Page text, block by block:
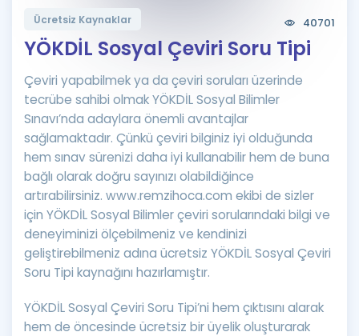
Puan Hesaplama
Rehberlik Aracı
ÖSYM Sınav Takvimi
Kampanyalar
Blog
İngilizce Gramer
Ücretsiz Kaynaklar 40701
YÖKDİL Sosyal Çeviri Soru Tipi
Çeviri yapabilmek ya da çeviri soruları üzerinde
tecrübe sahibi olmak YÖKDİL Sosyal Bilimler
Sınavı’nda adaylara önemli avantajlar
sağlamaktadır. Çünkü çeviri bilginiz iyi olduğunda
hem sınav sürenizi daha iyi kullanabilir hem de buna
bağlı olarak doğru sayınızı olabildiğince
artırabilirsiniz. www.remzihoca.com ekibi de sizler
için YÖKDİL Sosyal Bilimler çeviri sorularındaki bilgi ve
deneyiminizi ölçebilmeniz ve kendinizi
geliştirebilmeniz adına ücretsiz YÖKDİL Sosyal Çeviri
Soru Tipi kaynağını hazırlamıştır.
YÖKDİL Sosyal Çeviri Soru Tipi’ni hem çıktısını alarak
hem de öncesinde ücretsiz bir üyelik oluşturarak